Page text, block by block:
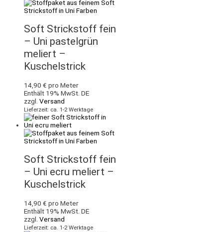
Soft Strickstoff fein
– Uni pastelgrün
meliert –
Kuschelstrick
14,90 € pro Meter
Enthält 19% MwSt. DE
zzgl. Versand
Lieferzeit: ca. 1-2 Werktage
Soft Strickstoff fein
– Uni ecru meliert –
Kuschelstrick
14,90 € pro Meter
Enthält 19% MwSt. DE
zzgl. Versand
Lieferzeit: ca. 1-2 Werktage